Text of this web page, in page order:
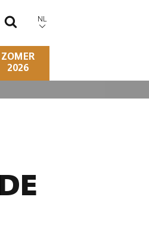
ZOEKEN
NL
ZOMER
2026